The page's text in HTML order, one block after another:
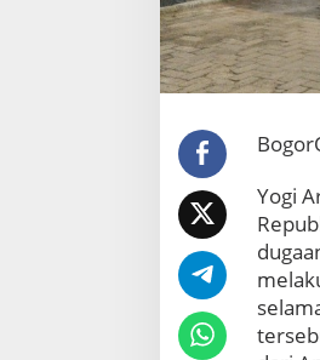
Yogi